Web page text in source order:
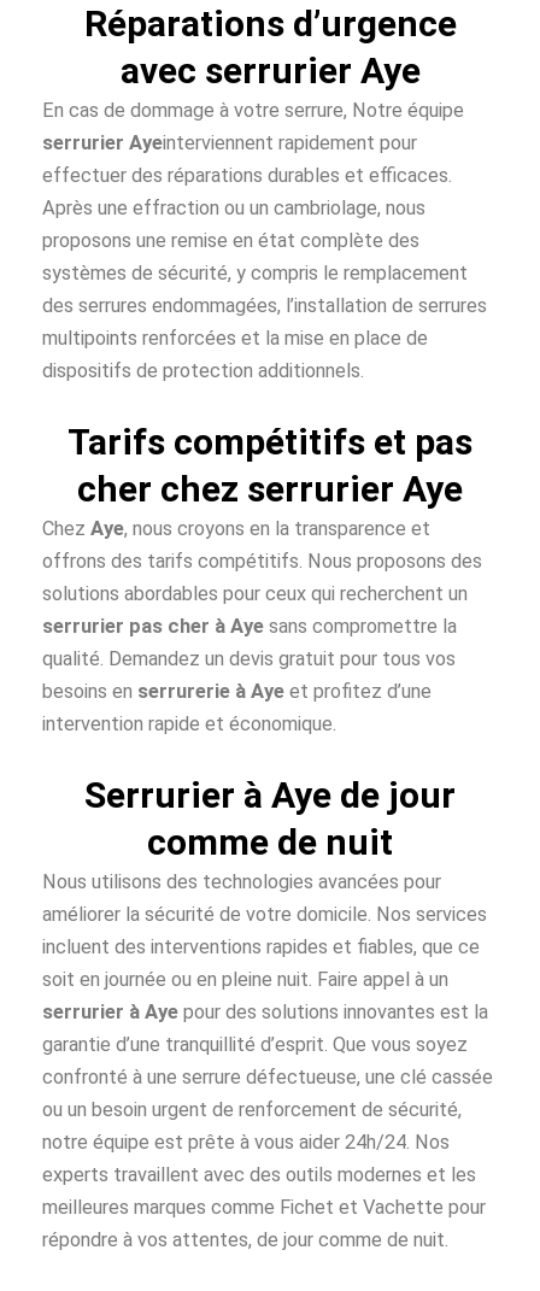
Réparations d’urgence
avec serrurier Aye
En cas de dommage à votre serrure, Notre équipe
serrurier Ayeinterviennent rapidement pour
effectuer des réparations durables et efficaces.
Après une effraction ou un cambriolage, nous
proposons une remise en état complète des
systèmes de sécurité, y compris le remplacement
des serrures endommagées, l’installation de serrures
multipoints renforcées et la mise en place de
dispositifs de protection additionnels.
Tarifs compétitifs et pas
cher chez serrurier Aye
Chez Aye, nous croyons en la transparence et
offrons des tarifs compétitifs. Nous proposons des
solutions abordables pour ceux qui recherchent un
serrurier pas cher à Aye sans compromettre la
qualité. Demandez un devis gratuit pour tous vos
besoins en serrurerie à Aye et profitez d’une
intervention rapide et économique.
Serrurier à Aye de jour
comme de nuit
Nous utilisons des technologies avancées pour
améliorer la sécurité de votre domicile. Nos services
incluent des interventions rapides et fiables, que ce
soit en journée ou en pleine nuit. Faire appel à un
serrurier à Aye pour des solutions innovantes est la
garantie d’une tranquillité d’esprit. Que vous soyez
confronté à une serrure défectueuse, une clé cassée
ou un besoin urgent de renforcement de sécurité,
notre équipe est prête à vous aider 24h/24. Nos
experts travaillent avec des outils modernes et les
meilleures marques comme Fichet et Vachette pour
répondre à vos attentes, de jour comme de nuit.